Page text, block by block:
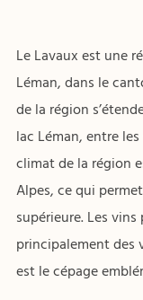
Le Lavaux est une
Léman, dans le
de la région
lac Léman, entre
climat de la région
Alpes, ce qui
supérieure. Les
principalement des
est le cépage